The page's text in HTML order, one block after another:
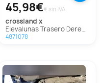
45,98€€ sin IVA
crossland x
Elevalunas Trasero Derecho Para Opel Crossland X
4871078